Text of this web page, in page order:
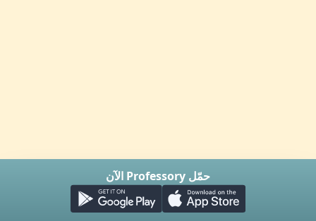
حمّل Professory الآن